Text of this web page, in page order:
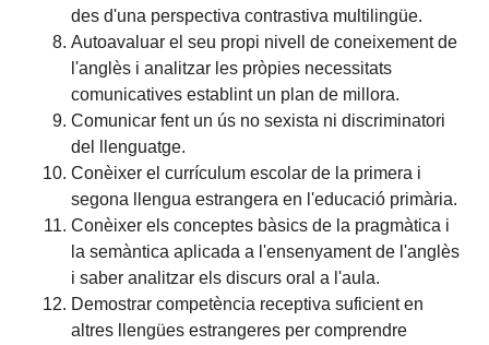
des d'una perspectiva contrastiva multilingüe.
Autoavaluar el seu propi nivell de coneixement de
l'anglès i analitzar les pròpies necessitats
comunicatives establint un plan de millora.
Comunicar fent un ús no sexista ni discriminatori
del llenguatge.
Conèixer el currículum escolar de la primera i
segona llengua estrangera en l'educació primària.
Conèixer els conceptes bàsics de la pragmàtica i
la semàntica aplicada a l'ensenyament de l'anglès
i saber analitzar els discurs oral a l'aula.
Demostrar competència receptiva suficient en
altres llengües estrangeres per comprendre